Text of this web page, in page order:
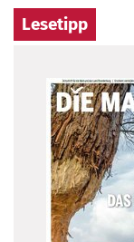
angeordnet
und
entsprechenden
polnischen
Partnersäulen,
möglichst
Lesetipp